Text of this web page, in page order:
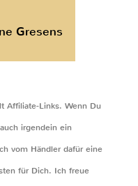
Gresens
Affiliate-Links. Wenn Du
irgendein ein
vom Händler dafür eine
für Dich. Ich freue